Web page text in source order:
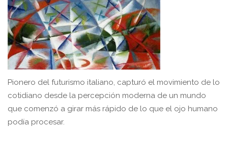
Pionero del futurismo italiano, capturó el movimiento de lo
cotidiano desde la percepción moderna de un mundo
que comenzó a girar más rápido de lo que el ojo humano
podía procesar.